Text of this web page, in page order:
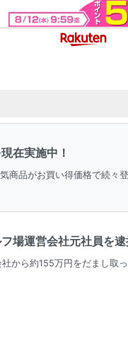
在実施中！
商品がお買い得価格で続々
場運営会社元社員を
から約155万円をだまし取